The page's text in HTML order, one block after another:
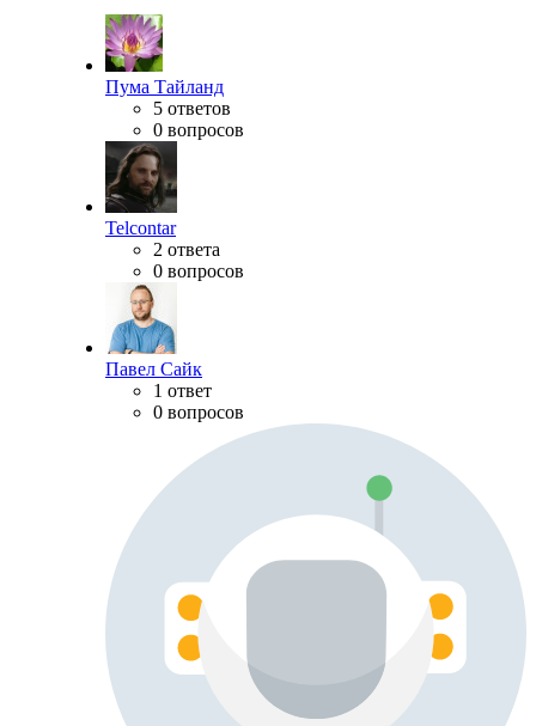
Пума Тайланд
5 ответов
0 вопросов
Telcontar
2 ответа
0 вопросов
Павел Сайк
1 ответ
0 вопросов